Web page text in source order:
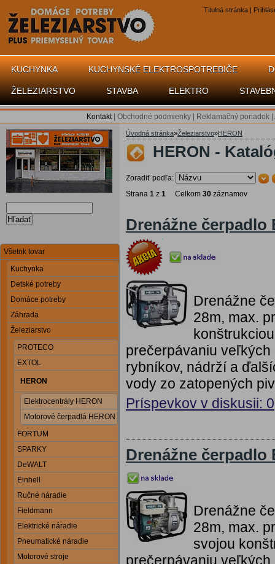
Titulná stránka |
KUCHYNKA KUCHYNSKÉ ELEKTROSPOTREBIČE
ŽELEZIARSTVO STAVBA ELEKTRO
Kontakt| Obchodné podmienky Reklamačný poriadok
Hľadať
Všetok tovar
Kuchynka
Detské potreby
Domáce potreby
Záhrada
Železiarstvo
PROTECO
EXTOL
HERON
Elektrocentrály HERON
Motorové čerpadlá HERON
FORTUM
SPARKY
DeWALT
Einhell
Ručné náradie
Fieldmann
Elektrické náradie
Pneumatické náradie
Motorové stroje
Úvodná stránka»Železiarstvo»HERON
HERON -
Zoradiť podľa:
Strana 1 z 1 Celkom 30 záznamov
Drenážne čerpadlo
Drenážne
28m, max.
prečerpávaniu
rybníkov, nádrží a
vody zo zatopených
Príspevkov v diskusii: 0
Drenážne čerpadlo
Drenážne
28m, max.
svojou
prečerpávaniu